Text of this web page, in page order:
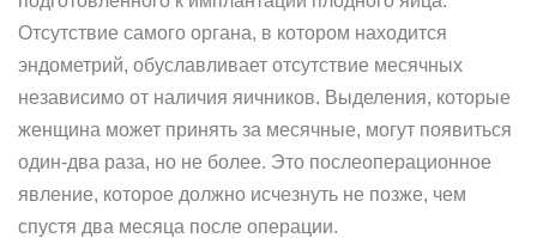
Отсутствие самого органа, в котором находится
эндометрий, обуславливает отсутствие месячных
независимо от наличия яичников. Выделения, которые
женщина может принять за месячные, могут появиться
один-два раза, но не более. Это послеоперационное
явление, которое должно исчезнуть не позже, чем
спустя два месяца после операции.